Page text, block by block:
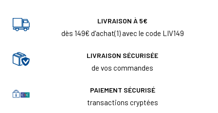
LIVRAISON À 5€
dès 149€ d'achat(1) avec le code LIV149
LIVRAISON SÉCURISÉE
de vos commandes
PAIEMENT SÉCURISÉ
transactions cryptées